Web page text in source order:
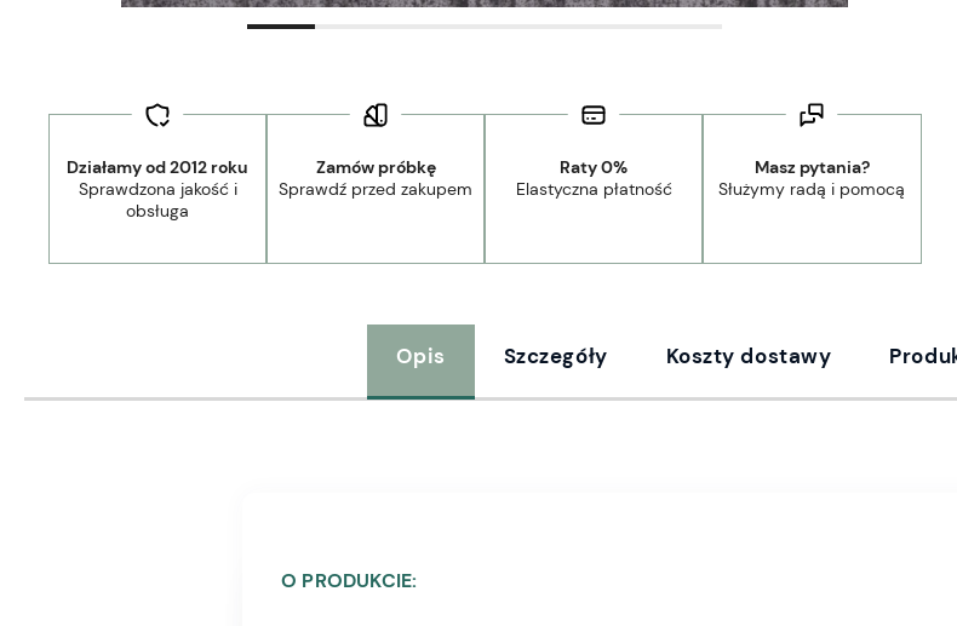
Działamy od 2012 roku
Sprawdzona jakość i
obsługa
Zamów próbkę
Sprawdź przed zakupem
Raty 0%
Elastyczna płatność
Masz pytania?
Służymy radą i pomocą
Opis Szczegóły Koszty dostawy
O PRODUKCIE: